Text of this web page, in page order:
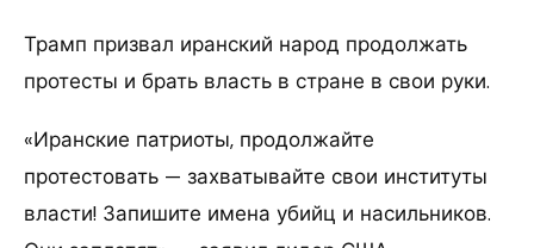
Трамп призвал иранский народ продолжать
протесты и брать власть в стране в свои руки.
«Иранские патриоты, продолжайте
протестовать — захватывайте свои институты
власти! Запишите имена убийц и насильников.